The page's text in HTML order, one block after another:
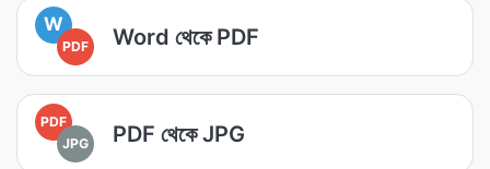
W
PDF Word থেকে PDF
PDF
JPG
PDF থেকে JPG